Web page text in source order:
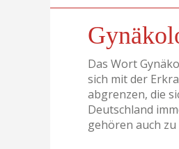
Das Wort
sich mit der
abgrenzen, die
Deutschland
gehören auch